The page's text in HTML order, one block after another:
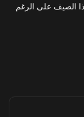
الصيف على الرغم